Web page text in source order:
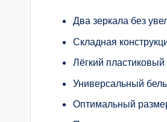
Два зеркала без
Складная
Лёгкий пластиковый
Универсальный
Оптимальный